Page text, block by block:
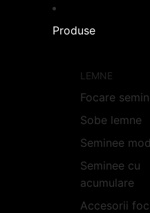
Produse
LEMNE
Focare
Sobe lemne
Seminee
Seminee cu
acumulare
Accesorii